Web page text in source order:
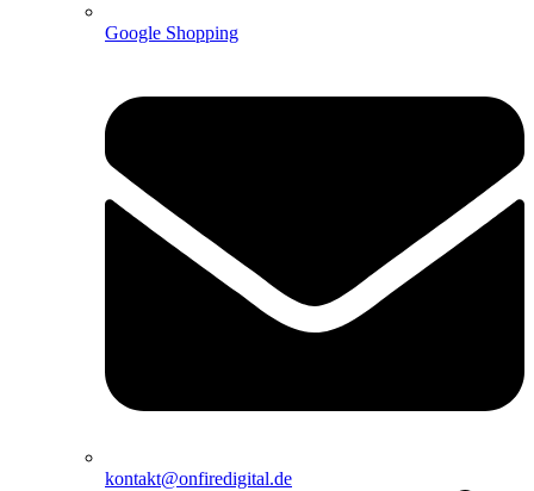
Google Shopping
kontakt@onfiredigital.de